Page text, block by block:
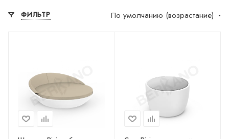
ФИЛЬТР По умолчанию (возрастание)